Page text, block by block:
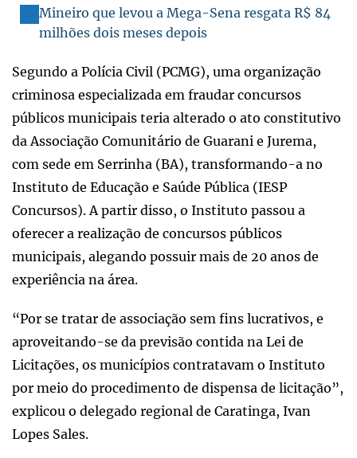
Mineiro que levou a Mega-Sena resgata R$ 84
milhões dois meses depois
Segundo a Polícia Civil (PCMG), uma organização
criminosa especializada em fraudar concursos
públicos municipais teria alterado o ato constitutivo
da Associação Comunitário de Guarani e Jurema,
com sede em Serrinha (BA), transformando-a no
Instituto de Educação e Saúde Pública (IESP
Concursos). A partir disso, o Instituto passou a
oferecer a realização de concursos públicos
municipais, alegando possuir mais de 20 anos de
experiência na área.
“Por se tratar de associação sem fins lucrativos, e
aproveitando-se da previsão contida na Lei de
Licitações, os municípios contratavam o Instituto
por meio do procedimento de dispensa de licitação”,
explicou o delegado regional de Caratinga, Ivan
Lopes Sales.